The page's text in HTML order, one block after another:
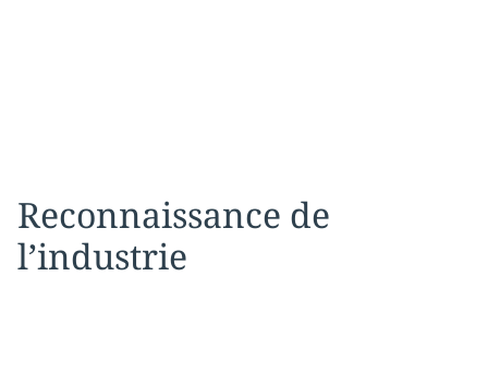
Reconnaissance de
l’industrie